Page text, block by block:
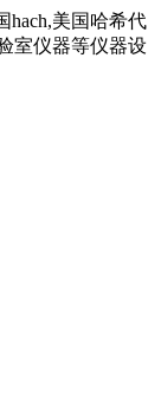
hach,美国哈希代
室仪器等仪器设